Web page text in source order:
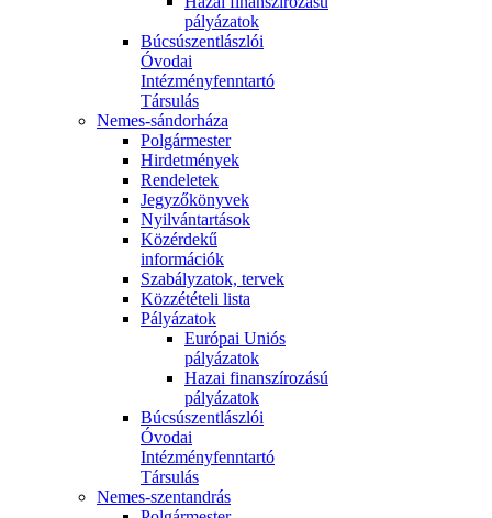
pályázatok
Búcsúszentlászlói
Óvodai
Intézményfenntartó
Társulás
Nemes-sándorháza
Polgármester
Hirdetmények
Rendeletek
Jegyzőkönyvek
Nyilvántartások
Közérdekű
információk
Szabályzatok, tervek
Közzétételi lista
Pályázatok
Európai Uniós
pályázatok
Hazai finanszírozású
pályázatok
Búcsúszentlászlói
Óvodai
Intézményfenntartó
Társulás
Nemes-szentandrás